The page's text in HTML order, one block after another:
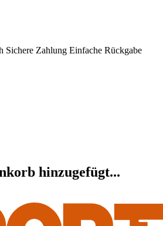
Sichere Zahlung Einfache Rückgabe
hinzugefügt...